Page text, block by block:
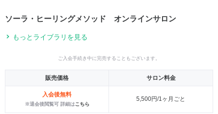
ソーラ・ヒーリングメソッド オンラインサロン
もっとライブラリを見る
ご入会手続き中に完売することもございます。
販売価格 サロン料金
入会後無料
※退会後閲覧可 詳細はこちら
5,500円/1ヶ月ごと